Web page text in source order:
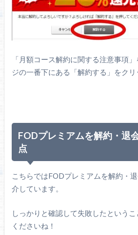
「月額コース解約に関する注意事項
ジの一番下にある「解約する」をクリ
FODプレミアムを解約・退
点
こちらではFODプレミアムを解約・
介しています。
しっかりと確認して失敗したという
くださいね！